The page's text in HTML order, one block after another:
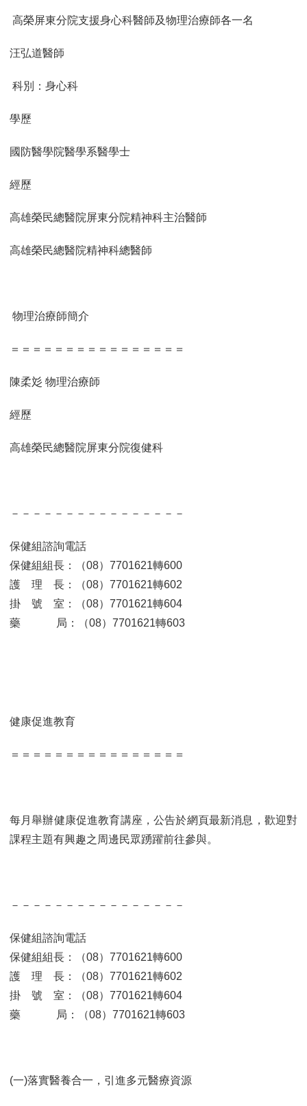
高榮屏東分院支援身心科醫師及物理治療師各一名
汪弘道醫師
科別：身心科
學歷
國防醫學院醫學系醫學士
經歷
高雄榮民總醫院屏東分院精神科主治醫師
高雄榮民總醫院精神科總醫師
物理治療師簡介
＝＝＝＝＝＝＝＝＝＝＝＝＝＝＝＝
陳柔彣 物理治療師
經歷
高雄榮民總醫院屏東分院復健科
－－－－－－－－－－－－－－－－
保健組諮詢電話
保健組組長：（08）7701621轉600
護 理 長：（08）7701621轉602
掛 號 室：（08）7701621轉604
藥 局：（08）7701621轉603
健康促進教育
＝＝＝＝＝＝＝＝＝＝＝＝＝＝＝＝
每月舉辦健康促進教育講座，公告於網頁最新消息，歡迎對
課程主題有興趣之周邊民眾踴躍前往參與。
－－－－－－－－－－－－－－－－
保健組諮詢電話
保健組組長：（08）7701621轉600
護 理 長：（08）7701621轉602
掛 號 室：（08）7701621轉604
藥 局：（08）7701621轉603
(一)落實醫養合一，引進多元醫療資源